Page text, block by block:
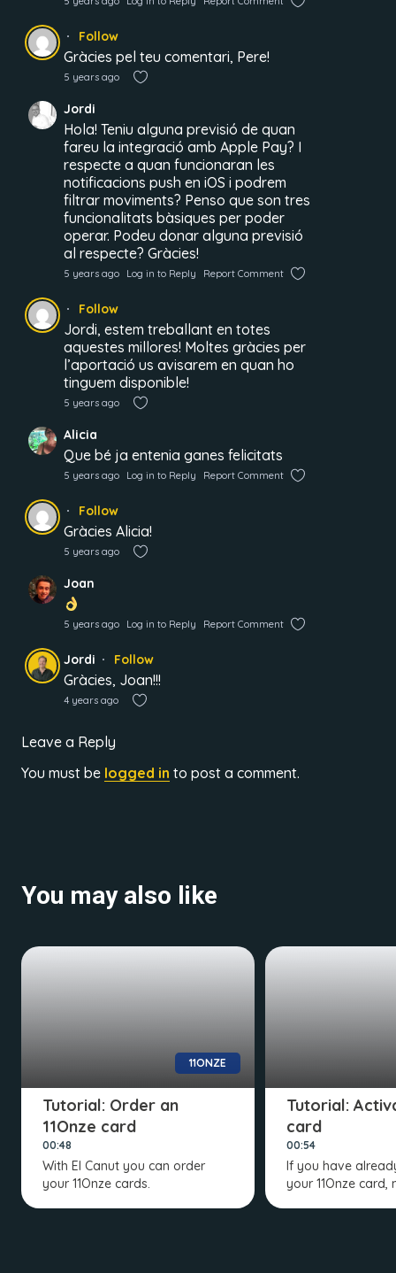
Follow
Gràcies pel teu comentari, Pere!
5 years ago
Jordi
Hola! Teniu alguna previsió de quan
fareu la integració amb Apple Pay? I
respecte a quan funcionaran les
notificacions push en iOS i podrem
filtrar moviments? Penso que son tres
funcionalitats bàsiques per poder
operar. Podeu donar alguna previsió
al respecte? Gràcies!
5 years ago Log in to Reply Report Comment
Follow
Jordi, estem treballant en totes
aquestes millores! Moltes gràcies per
l’aportació us avisarem en quan ho
tinguem disponible!
5 years ago
Alicia
Que bé ja entenia ganes felicitats
5 years ago Log in to Reply Report Comment
Follow
Gràcies Alicia!
5 years ago
Joan
5 years ago Log in to Reply Report Comment
Jordi Follow
Gràcies, Joan!!!
4 years ago
Leave a Reply
You must be logged in to post a comment.
You may also like
11ONZE
Tutorial: Order an
11Onze card
00:48
With El Canut you can order
your 11Onze cards.
Tutorial:
card
00:54
If you have
your 11Onze card,